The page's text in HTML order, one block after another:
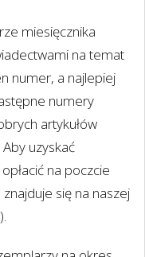
miesięcznika
na temat
numer, a najlepiej
numery
artykułów
uzyskać
na poczcie
się na naszej